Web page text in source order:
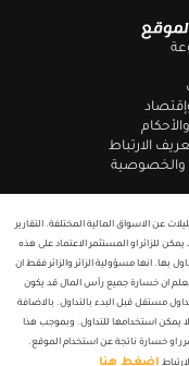
الارتباط
والخصوصية
الاخبار والتحليلات عن الاسواق المالية المختلفة. التقارير
للزائر او المستثمر الاعتماد على هذه
بها. انها مسؤولية الزائر والزائر فقط ان
العلم ان خسارة جميع رأس المال قد يكون
مستقل قبل البدء بالتداول. بالاضافة
يمكن استخدامها للتداول. وبموجب هذا
او خسارة ناتجة عن استخدام الموقع.
اضغط هنا